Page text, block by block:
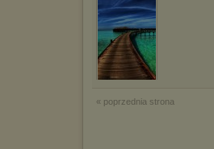
« poprzednia strona